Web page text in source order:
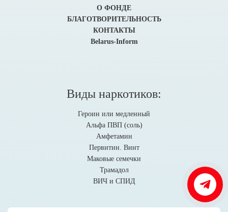
О ФОНДЕ
БЛАГОТВОРИТЕЛЬНОСТЬ
КОНТАКТЫ
Belarus-Inform
Виды наркотиков:
Героин или медленный
Альфа ПВП (соль)
Амфетамин
Первитин. Винт
Маковые семечки
Трамадол
ВИЧ и СПИД